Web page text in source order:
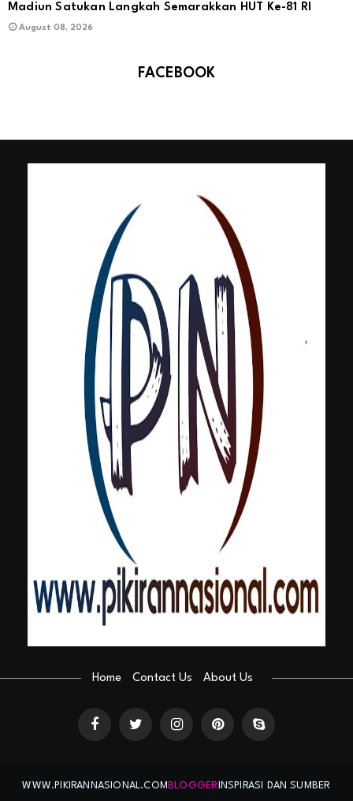
Madiun Satukan Langkah Semarakkan HUT Ke-81 RI
August 08, 2026
FACEBOOK
Home Contact Us About Us
WWW.PIKIRANNASIONAL.COM BLOGGER INSPIRASI DAN SUMBER